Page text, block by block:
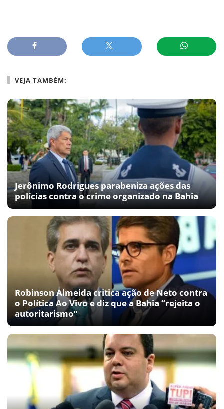
VEJA TAMBÉM:
Jerônimo Rodrigues parabeniza ações das
polícias contra o crime organizado na Bahia
Robinson Almeida critica ação de Neto contra
o Política Ao Vivo e diz que a Bahia “rejeita o
autoritarismo”